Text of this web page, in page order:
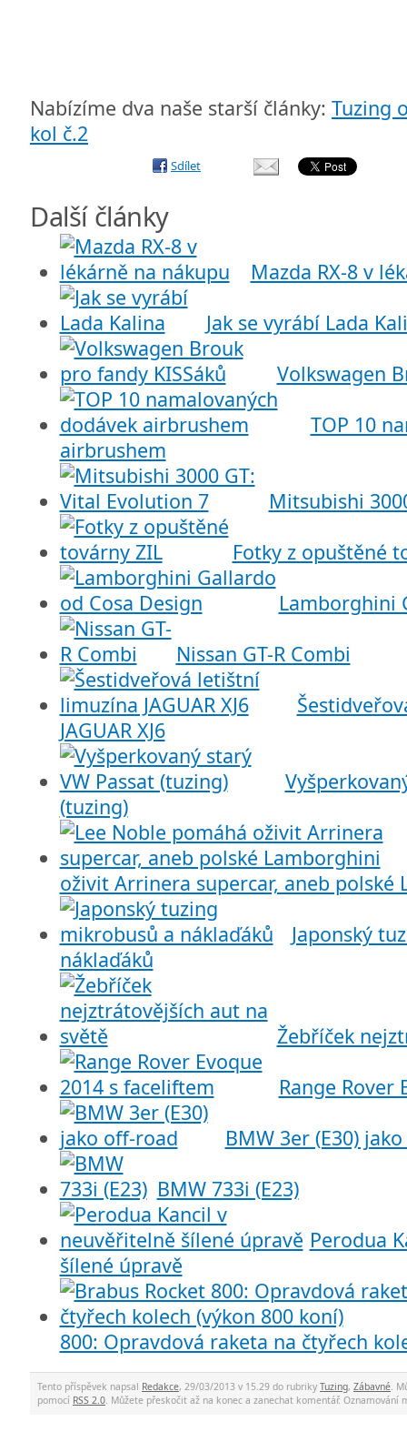
Nabízíme dva naše starší články: Tuzing
kol č.2
Sdílet
Další články
Mazda RX-8 v
Jak se vyrábí Lada
Volkswagen
TOP 10
airbrushem
Mitsubishi
Fotky z opuštěné
Lamborghini
Nissan GT-R Combi
JAGUAR XJ6
(tuzing)
oživit Arrinera supercar, aneb polské
Japonský
náklaďáků
Žebříček
Range Rover
BMW 3er (E30)
BMW 733i (E23)
Perodua
šílené úpravě
800: Opravdová raketa na čtyřech
Tento příspěvek napsal Redakce, 29/03/2013 v 15.29 do rubriky Tuzing, Zábavné.
pomocí RSS 2.0. Můžete přeskočit až na konec a zanechat komentář. Oznamování